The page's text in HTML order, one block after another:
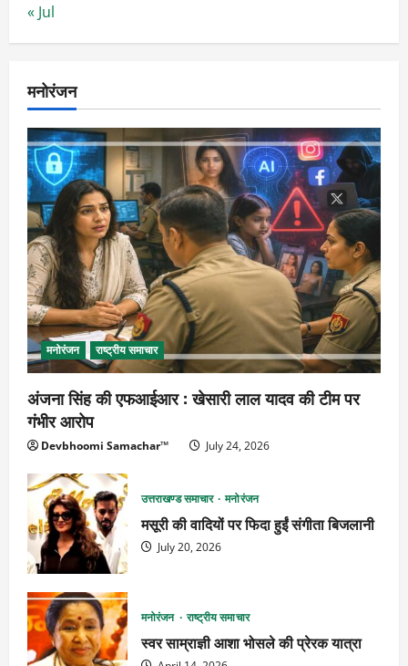
« Jul
मनोरंजन
मनोरंजन राष्ट्रीय समाचार
अंजना सिंह की एफआईआर : खेसारी लाल यादव की टीम पर
गंभीर आरोप
Devbhoomi Samachar™ July 24, 2026
उत्तराखण्ड समाचार मनोरंजन
मसूरी की वादियों पर फिदा हुईं संगीता बिजलानी
July 20, 2026
मनोरंजन राष्ट्रीय समाचार
स्वर साम्राज्ञी आशा भोसले की प्रेरक यात्रा